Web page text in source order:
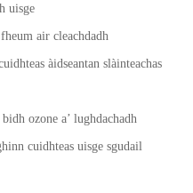
uisge
air cleachdadh
àidseantan slàinteachas
ozone a’ lughdachadh
cuidhteas uisge sgudail